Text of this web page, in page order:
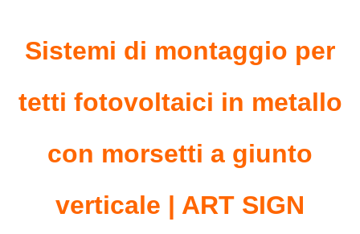
Sistemi di montaggio per
tetti fotovoltaici in metallo
con morsetti a giunto
verticale | ART SIGN